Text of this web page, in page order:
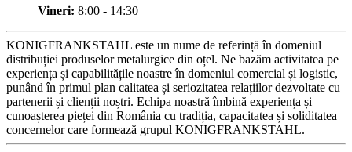
Vineri: 8:00 - 14:30
KONIGFRANKSTAHL este un nume de referință în domeniul
distribuției produselor metalurgice din oțel. Ne bazăm activitatea pe
experiența și capabilitățile noastre în domeniul comercial și logistic,
punând în primul plan calitatea și seriozitatea relațiilor dezvoltate cu
partenerii și clienții noștri. Echipa noastră îmbină experiența și
cunoașterea pieței din România cu tradiția, capacitatea și soliditatea
concernelor care formează grupul KONIGFRANKSTAHL.